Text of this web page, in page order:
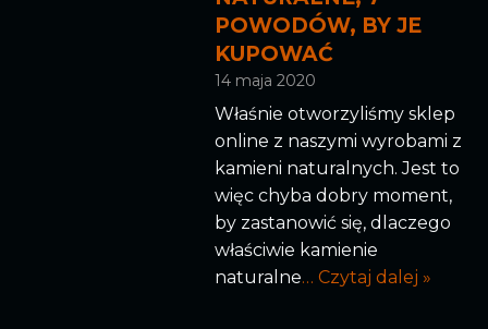
POWODÓW, BY JE
KUPOWAĆ
14 maja 2020
Właśnie otworzyliśmy sklep
online z naszymi wyrobami z
kamieni naturalnych. Jest to
więc chyba dobry moment,
by zastanowić się, dlaczego
właściwie kamienie
naturalne… Czytaj dalej »